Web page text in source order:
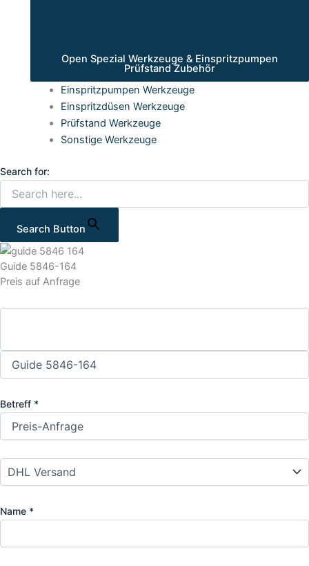
Open Spezial Werkzeuge & Einspritzpumpen
Prüfstand Zubehör
Einspritzpumpen Werkzeuge
Einspritzdüsen Werkzeuge
Prüfstand Werkzeuge
Sonstige Werkzeuge
Search for:
Search Button
Guide 5846-164
Preis auf Anfrage
Betreff *
Name *